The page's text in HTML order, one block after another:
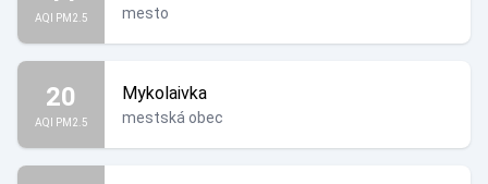
AQI PM2.5 mesto
20
AQI PM2.5
Mykolaivka
mestská obec